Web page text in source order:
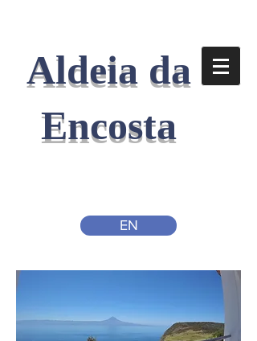
Aldeia da
Encosta
EN